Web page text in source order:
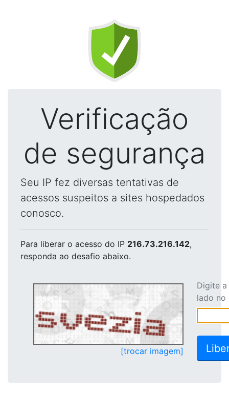
Verificação
de segurança
Seu IP fez diversas tentativas de
acessos suspeitos a sites hospedados
conosco.
Para liberar o acesso do IP 216.73.216.142,
responda ao desafio abaixo.
[trocar imagem]
Digite
lado no